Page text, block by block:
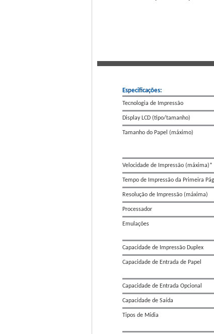
Especificações:
Tecnologia de Impressão
Display LCD (tipo/tamanho)
Tamanho do Papel (máximo)
Velocidade de Impressão (máxima)*
Tempo de Impressão da Primeira
Resolução de Impressão (máxima)
Processador
Emulações
Capacidade de Impressão Duplex
Capacidade de Entrada de Papel
Capacidade de Entrada Opcional
Capacidade de Saída
Tipos de Mídia